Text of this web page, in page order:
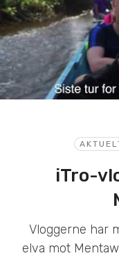
iTro-
Vloggerne har
elva mot